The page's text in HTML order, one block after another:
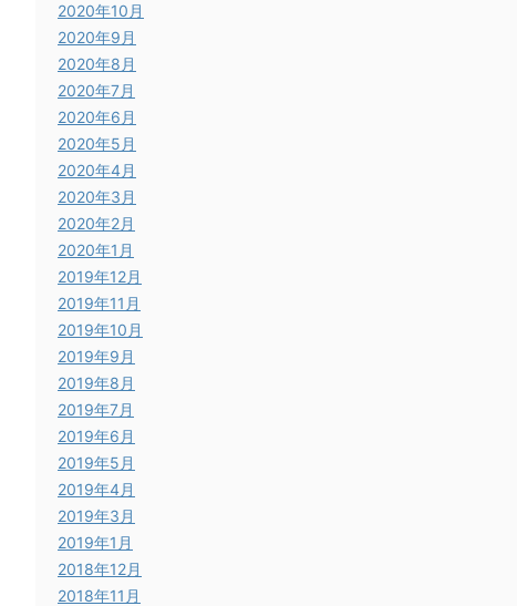
2020年10月
2020年9月
2020年8月
2020年7月
2020年6月
2020年5月
2020年4月
2020年3月
2020年2月
2020年1月
2019年12月
2019年11月
2019年10月
2019年9月
2019年8月
2019年7月
2019年6月
2019年5月
2019年4月
2019年3月
2019年1月
2018年12月
2018年11月